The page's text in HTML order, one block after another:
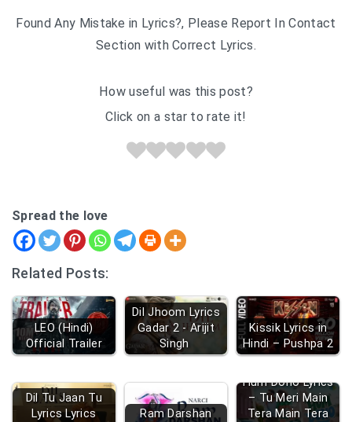
Found Any Mistake in Lyrics?, Please Report In Contact
Section with Correct Lyrics.
How useful was this post?
Click on a star to rate it!
Spread the love
Related Posts:
LEO (Hindi)
Official Trailer
Dil Jhoom Lyrics
Gadar 2 - Arijit
Singh
Kissik Lyrics in
Hindi – Pushpa 2
Dil Tu Jaan Tu
Lyrics Lyrics
Ram Darshan
Hum Dono Lyrics
– Tu Meri Main
Tera Main Tera